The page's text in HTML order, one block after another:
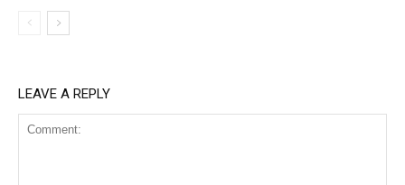
LEAVE A REPLY